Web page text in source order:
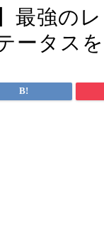
最強の
ータス